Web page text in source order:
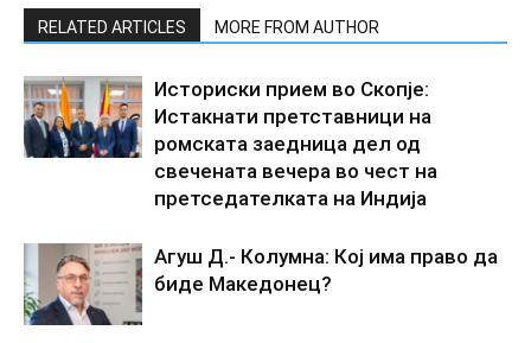
RELATED ARTICLES MORE FROM AUTHOR
Историски прием во Скопје:
Истакнати претставници на
ромската заедница дел од
свечената вечера во чест на
претседателката на Индија
Агуш Д.- Колумна: Кој има право да
биде Македонец?